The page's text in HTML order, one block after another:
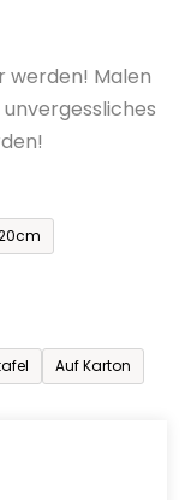
werden! Malen
Auf Karton